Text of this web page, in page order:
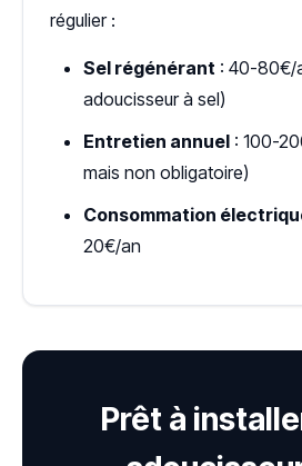
régulier :
Sel régénérant : 40-80€/
adoucisseur à sel)
Entretien annuel : 100-
mais non obligatoire)
Consommation
20€/an
Prêt à